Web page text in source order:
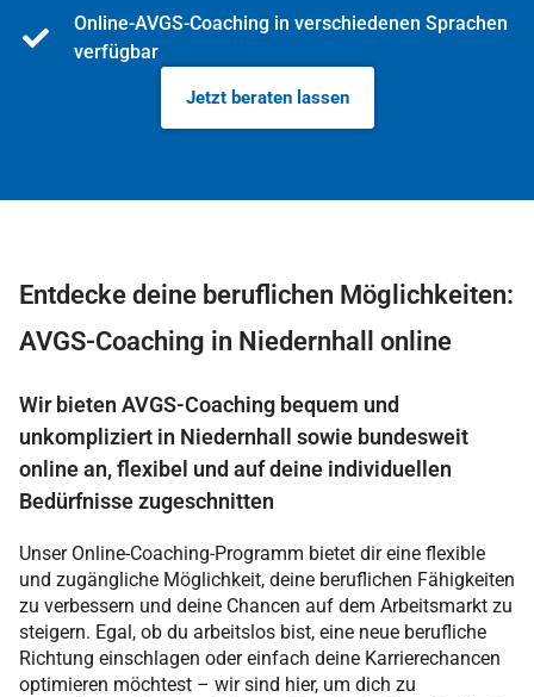
Online-AVGS-Coaching in verschiedenen Sprachen
verfügbar
Jetzt beraten lassen
Entdecke deine beruflichen Möglichkeiten:
AVGS-Coaching in Niedernhall online
Wir bieten AVGS-Coaching bequem und
unkompliziert in Niedernhall sowie bundesweit
online an, flexibel und auf deine individuellen
Bedürfnisse zugeschnitten
Unser Online-Coaching-Programm bietet dir eine flexible
und zugängliche Möglichkeit, deine beruflichen Fähigkeiten
zu verbessern und deine Chancen auf dem Arbeitsmarkt zu
steigern. Egal, ob du arbeitslos bist, eine neue berufliche
Richtung einschlagen oder einfach deine Karrierechancen
optimieren möchtest – wir sind hier, um dich zu